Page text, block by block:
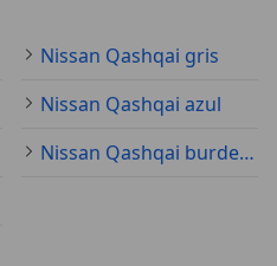
Nissan Qashqai gris
Nissan Qashqai azul
Nissan Qashqai burdeos